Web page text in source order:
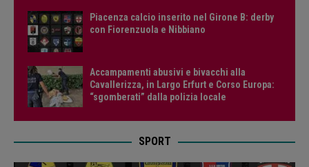
Piacenza calcio inserito nel Girone B: derby
con Fiorenzuola e Nibbiano
Accampamenti abusivi e bivacchi alla
Cavallerizza, in Largo Erfurt e Corso Europa:
“sgomberati” dalla polizia locale
SPORT